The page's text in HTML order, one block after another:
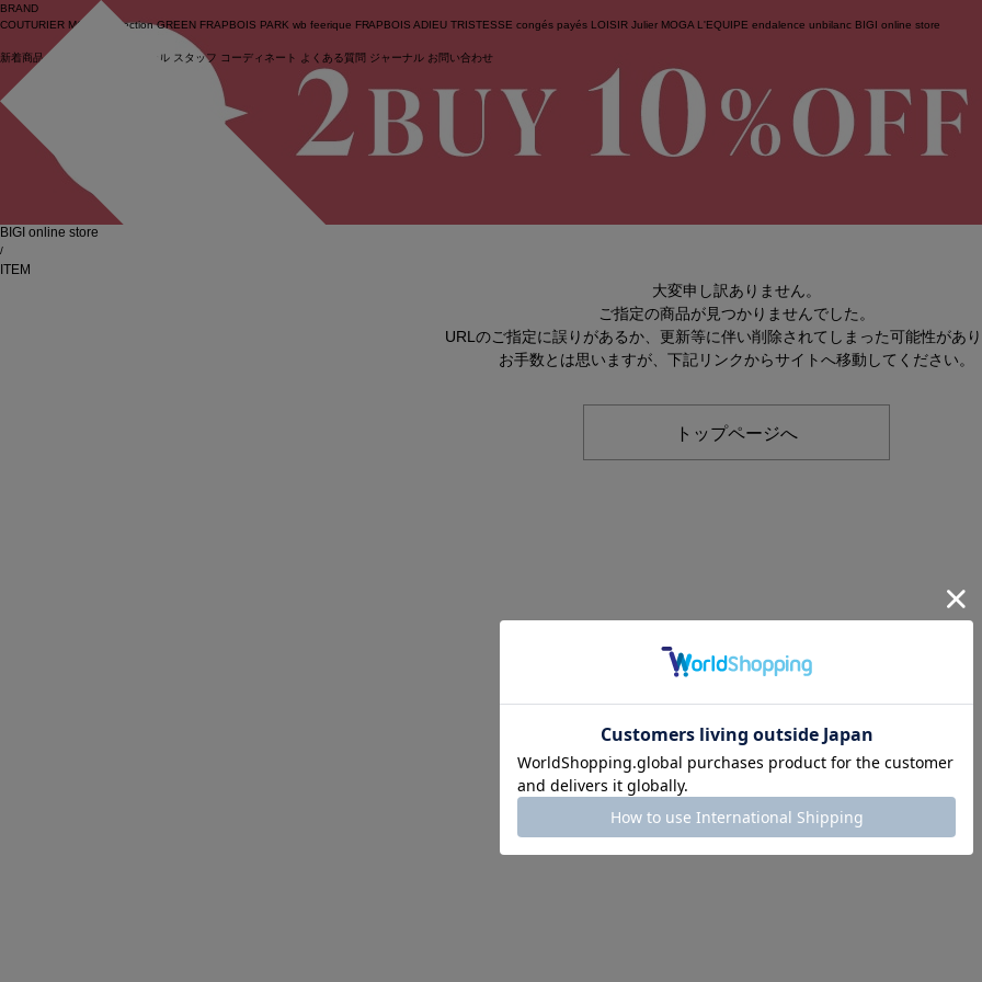
ログイン
BRAND
COUTURIER MOGA Collection GREEN FRAPBOIS PARK wb feerique FRAPBOIS ADIEU TRISTESSE congés payés LOISIR Julier MOGA L'EQUIPE endalence unbilanc BIGI online store
新着商品 (ライブ) セール スタッフ コーディネート よくある質問 ジャーナル お問い合わせ
BIGI online store
/
ITEM
大変申し訳ありません。
ご指定の商品が見つかりませんでした。
URLのご指定に誤りがあるか、更新等に伴い削除されてしまった可能性があ
お手数とは思いますが、下記リンクからサイトへ移動してください。
トップページへ